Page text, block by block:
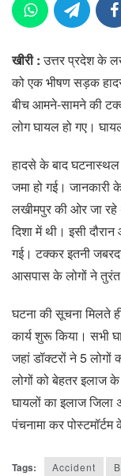
खीरी :उत्तर प्रदेश के
को एक भीषण सड़क
बीच आमने-सामने की
लोग घायल हो गए।
हादसे के बाद
जमा हो गई।
लखीमपुर की ओर जा
दिशा में थी। इसी
गई। टक्कर इतनी
आसपास के लोगों ने
घटना की सूचना मिलते
कार्य शुरू किया। सभी
जहां डॉक्टरों ने 5
लोगों को बेहतर इलाज
घायलों का इलाज
पंचनामा कर
Tags: Accident